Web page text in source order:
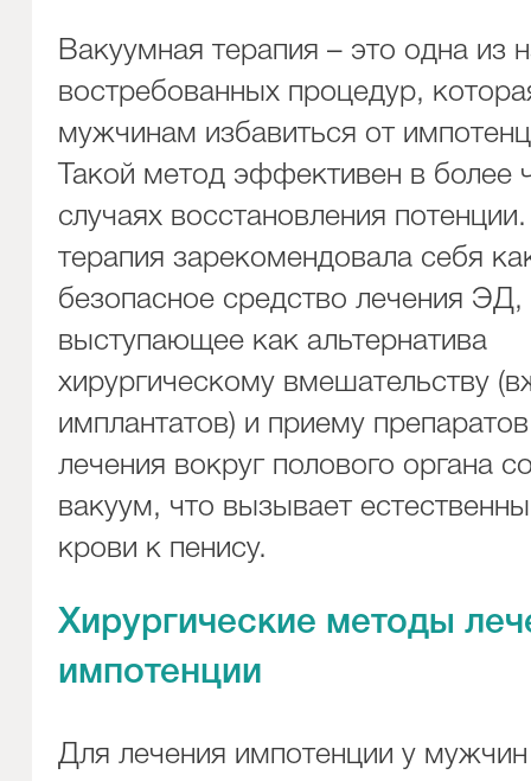
Вакуумная терапия – это одна из
востребованных процедур,
мужчинам избавиться от
Такой метод эффективен в более
случаях восстановления
терапия зарекомендовала себя
безопасное средство лечения ЭД,
выступающее как альтернатива
хирургическому вмешательству
имплантатов) и приему
лечения вокруг полового органа
вакуум, что вызывает
крови к пенису.
Хирургические методы
импотенции
Для лечения импотенции у мужчин